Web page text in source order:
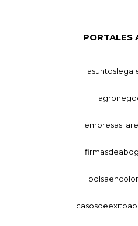
PORTALES